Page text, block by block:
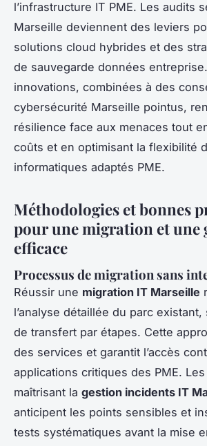
l’infrastructure IT PME. Les audits
Marseille deviennent des leviers
solutions cloud hybrides et des
de sauvegarde données
innovations, combinées à des
cybersécurité Marseille pointus,
résilience face aux menaces tout
coûts et en optimisant la flexibilité
informatiques adaptés PME.
Méthodologies et bonnes
pour une migration et une
efficace
Processus de migration sans
Réussir une migration IT Marseille
l’analyse détaillée du parc existant,
de transfert par étapes. Cette
des services et garantit l’accès
applications critiques des PME.
maîtrisant la gestion incidents IT
anticipent les points sensibles et
tests systématiques avant la mise